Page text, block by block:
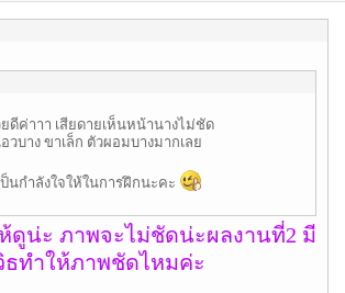
ดีค่าาา เสียดายเห็นหน้านางไม่ชัด
อวบาง ขาเล็ก ตัวผอมบางมากเลย
ป็นกำลังใจให้ในการฝึกนะคะ
ดูน่ะ ภาพจะไม่ชัดน่ะผลงานที่2 มี
ธทำให้ภาพชัดไหมค่ะ